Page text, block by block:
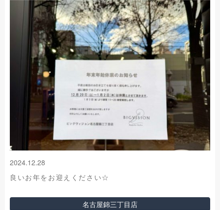
2024.12.28
良いお年をお迎えください☆
名古屋錦三丁目店